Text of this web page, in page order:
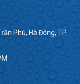
Phú, Hà Đông, TP.